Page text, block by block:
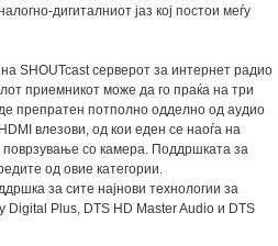
дигиталниот јаз кој постои меѓу
SHOUTcast серверот за интернет радио
приемникот може да го праќа на три
препратен потполно одделно од аудио
влезови, од кои еден се наоѓа на
со камера. Поддршката за
од овие категории.
за сите најнови технологии за
Digital Plus, DTS HD Master Audio и DTS